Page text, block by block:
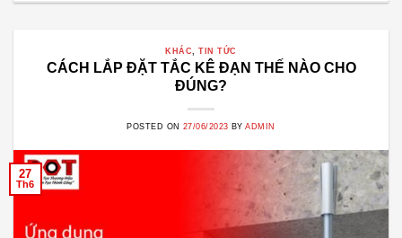
KHÁC ,TIN TỨC
CÁCH LẮP ĐẶT TẮC KÊ ĐẠN THẾ NÀO CHO
ĐÚNG?
POSTED ON 27/06/2023 BYADMIN
27
Th6